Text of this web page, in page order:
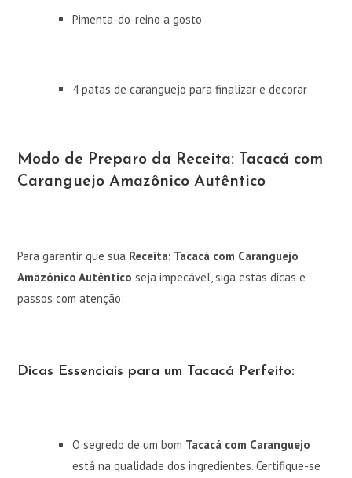
Pimenta-do-reino a gosto
4 patas de caranguejo para finalizar e decorar
Modo de Preparo da Receita: Tacacá com
Caranguejo Amazônico Autêntico
Para garantir que sua Receita: Tacacá com Caranguejo
Amazônico Autêntico seja impecável, siga estas dicas e
passos com atenção:
Dicas Essenciais para um Tacacá Perfeito:
O segredo de um bom Tacacá com Caranguejo
está na qualidade dos ingredientes. Certifique-se